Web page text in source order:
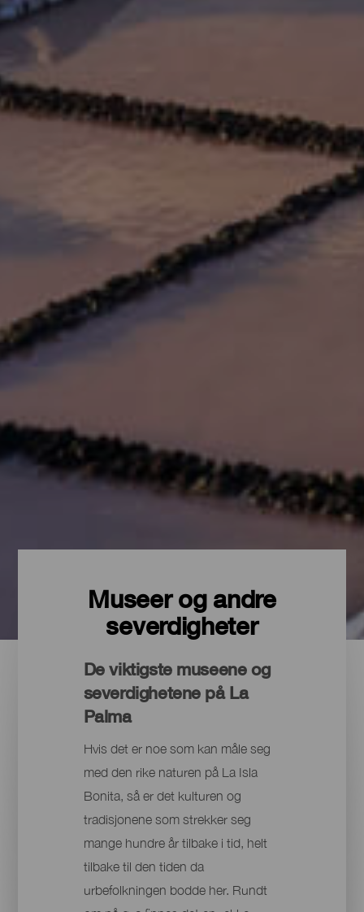
Museer og andre
severdigheter
De viktigste museene og
severdighetene på La
Palma
Hvis det er noe som kan måle seg
med den rike naturen på La Isla
Bonita, så er det kulturen og
tradisjonene som strekker seg
mange hundre år tilbake i tid, helt
tilbake til den tiden da
urbefolkningen bodde her. Rundt